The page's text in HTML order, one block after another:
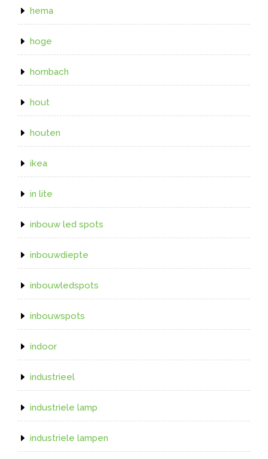
hema
hoge
hornbach
hout
houten
ikea
in lite
inbouw led spots
inbouwdiepte
inbouwledspots
inbouwspots
indoor
industrieel
industriele lamp
industriele lampen